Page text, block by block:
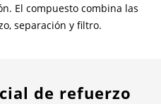
El compuesto combina las
separación y filtro.
de refuerzo